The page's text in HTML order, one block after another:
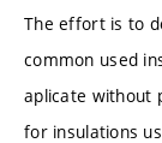
The effort is to
common used
aplicate without
for insulations